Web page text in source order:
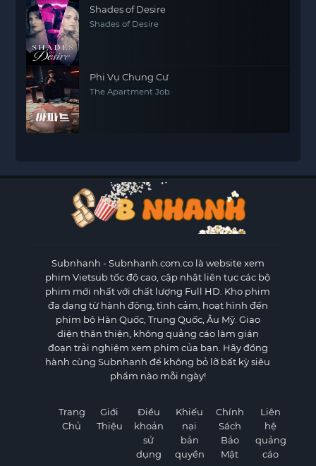
Shades of Desire
Shades of Desire
Phi Vụ Chung Cư
The Apartment Job
Subnhanh - Subnhanh.com.co là website xem
phim Vietsub tốc độ cao, cập nhật liên tục các bộ
phim mới nhất với chất lượng Full HD. Kho phim
đa dạng từ hành động, tình cảm, hoạt hình đến
phim bộ Hàn Quốc, Trung Quốc, Âu Mỹ. Giao
diện thân thiện, không quảng cáo làm gián
đoạn trải nghiệm xem phim của bạn. Hãy đồng
hành cùng Subnhanh để không bỏ lỡ bất kỳ siêu
phẩm nào mỗi ngày!
Trang
Chủ
Giới
Thiệu
Điều
khoản
sử
dụng
Khiếu
nại
bản
quyền
Chính
Sách
Bảo
Mật
Liên
hệ
quảng
cáo